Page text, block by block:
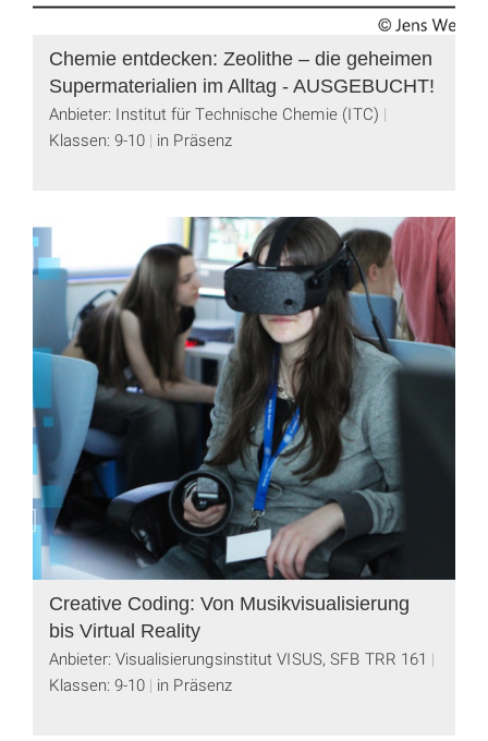
Chemie entdecken: Zeolithe – die geheimen
Supermaterialien im Alltag - AUSGEBUCHT!
Anbieter: Institut für Technische Chemie (ITC)
Klassen: 9-10 in Präsenz
Creative Coding: Von Musikvisualisierung
bis Virtual Reality
Anbieter: Visualisierungsinstitut VISUS, SFB TRR 161
Klassen: 9-10 in Präsenz